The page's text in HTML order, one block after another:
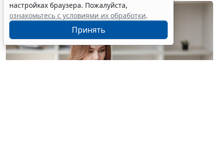
настройках браузера. Пожалуйста,
ознакомьтесь с условиями их обработки.
Принять